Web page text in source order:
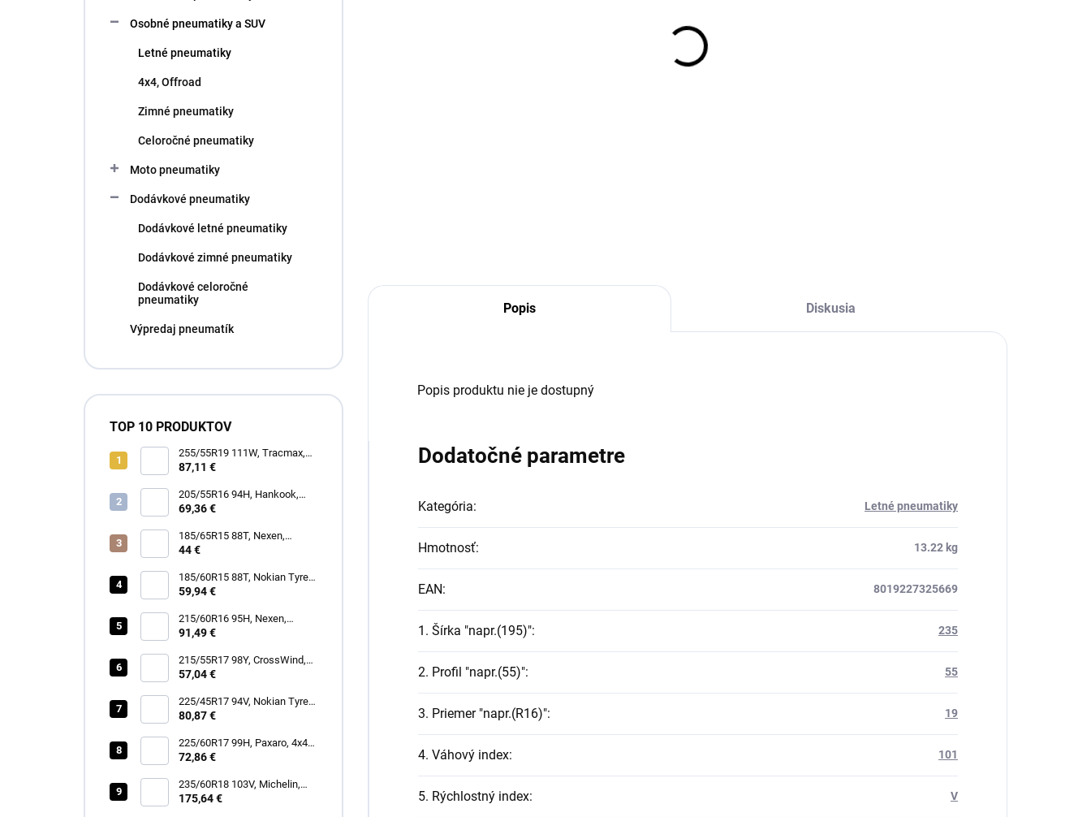
Osobné pneumatiky a SUV
Letné pneumatiky
4x4, Offroad
Zimné pneumatiky
Celoročné pneumatiky
Moto pneumatiky
Dodávkové pneumatiky
Dodávkové letné pneumatiky
Dodávkové zimné pneumatiky
Dodávkové celoročné
pneumatiky
Výpredaj pneumatík
TOP 10 PRODUKTOV
255/55R19 111W, Tracmax,
TRAC SAVER A/S
87,11 €
205/55R16 94H, Hankook,
H750 KINERGY 4S 2
69,36 €
185/65R15 88T, Nexen,
WINGUARD SNOW G3 WH21
44 €
185/60R15 88T, Nokian Tyres,
SNOWPROOF 1
59,94 €
215/60R16 95H, Nexen,
N'BLUE 4SEASON
91,49 €
215/55R17 98Y, CrossWind,
SPORT PEAK
57,04 €
225/45R17 94V, Nokian Tyres,
SEASONPROOF 2
80,87 €
225/60R17 99H, Paxaro, 4x4
SUMMER
72,86 €
235/60R18 103V, Michelin,
LATITUDE TOUR HP
175,64 €
Popis Diskusia
Popis produktu nie je dostupný
Dodatočné parametre
Kategória: Letné pneumatiky
Hmotnosť: 13.22 kg
EAN: 8019227325669
1. Šírka "napr.(195)": 235
2. Profil "napr.(55)": 55
3. Priemer "napr.(R16)": 19
4. Váhový index: 101
5. Rýchlostný index: V